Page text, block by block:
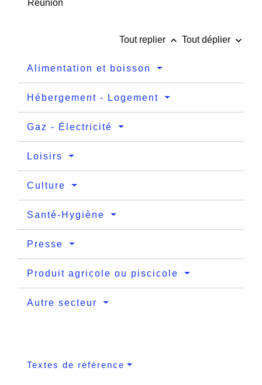
Réunion
Tout replier keyboard_arrow_up Tout déplier keyboard_arrow_down
Alimentation et boisson
Hébergement - Logement
Gaz - Électricité
Loisirs
Culture
Santé-Hygiène
Presse
Produit agricole ou piscicole
Autre secteur
Textes de référence